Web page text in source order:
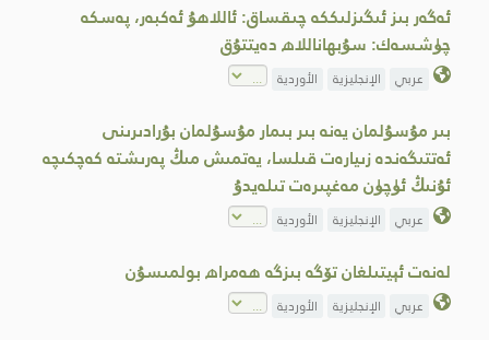
ئەگەر بىز ئىگىزلىككە چىقساق: ئاللاھۇ ئەكبەر، پەسكە
چۈشسەك: سۇبھاناللاھ دەيتتۇق
عربي الإنجليزية الأوردية
بىر مۇسۇلمان يەنە بىر بىمار مۇسۇلمان بۇرادىرىنى
ئەتتىگەندە زىيارەت قىلسا، يەتمىش مىڭ پەرىشتە كەچكىچە
ئۇنىڭ ئۈچۈن مەغپىرەت تىلەيدۇ
عربي الإنجليزية الأوردية
لەنەت ئېيتىلغان تۆگە بىزگە ھەمراھ بولمىسۇن
عربي الإنجليزية الأوردية